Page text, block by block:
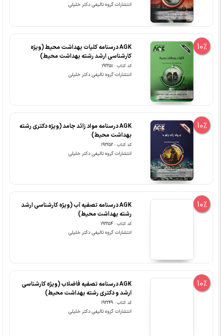
انتشارات گروه تالیفی دکتر خلیلی
10%
AGK درسنامه کلیات بهداشت محیط (ویژه
کارشناسی ارشد رشته بهداشت محیط)
کد کتاب : 192251
انتشارات گروه تالیفی دکتر خلیلی
10%
AGK درسنامه مواد زائد جامد (ویژه دکتری رشته
بهداشت محیط)
کد کتاب : 192252
انتشارات گروه تالیفی دکتر خلیلی
10%
AGK درسنامه تصفیه آب (ویژه کارشناسی ارشد
رشته بهداشت محیط)
کد کتاب : 192254
انتشارات گروه تالیفی دکتر خلیلی
10%
AGK درسنامه تصفیه فاضلاب (ویژه کارشناسی
ارشد و دکتری رشته بهداشت محیط)
کد کتاب : 192249
انتشارات گروه تالیفی دکتر خلیلی